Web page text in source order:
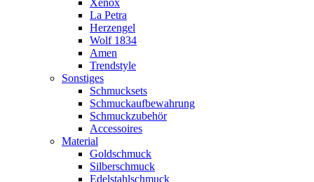
Xenox
La Petra
Herzengel
Wolf 1834
Amen
Trendstyle
Sonstiges
Schmucksets
Schmuckaufbewahrung
Schmuckzubehör
Accessoires
Material
Goldschmuck
Silberschmuck
Edelstahlschmuck